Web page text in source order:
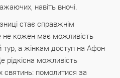
навіть вночі.
стає справжнім
кожен має можливість
тур, а жінкам доступ на Афон
рідкісна можливість
святинь: помолитися за